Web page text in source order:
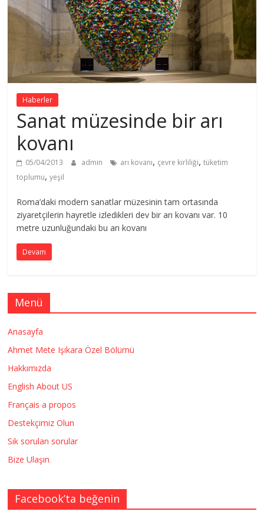
Haberler
Sanat müzesinde bir arı
kovanı
05/04/2013 admin arı kovanı, çevre kirliliği,tüketim
toplumu,yeşil
Roma’daki modern sanatlar müzesinin tam ortasında
ziyaretçilerin hayretle izledikleri dev bir arı kovanı var. 10
metre uzunluğundaki bu arı kovanı
Devam
Menü
Anasayfa
Ahmet Mete Işıkara Özel Bölümü
Hakkımızda
English About US
Français a propos
Destekçimiz Olun
Sık sorulan sorular
Bize Ulaşın
Facebook’ta beğenin